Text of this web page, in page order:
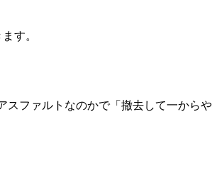
す。
スファルトなのかで「撤去して一からや